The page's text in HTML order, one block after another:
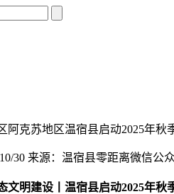
阿克苏地区温宿县启动2025年秋
30 来源：温宿县零距离微信公
文明建设丨温宿县启动2025年